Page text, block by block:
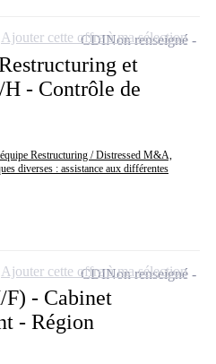
et
- Contrôle de
Restructuring / Distressed M&A,
diverses : assistance aux différentes
CDINon renseigné
Ajouter cette offre à ma sélection
- Cabinet
- Région
CDINon renseigné
Ajouter cette offre à ma sélection